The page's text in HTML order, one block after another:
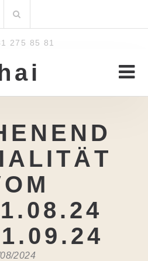
nach:
275 85 81
2024